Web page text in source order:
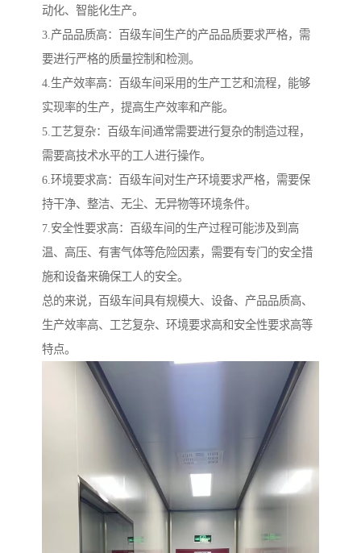
动化、智能化生产。
3.产品品质高：百级车间生产的产品品质要求严格，需
要进行严格的质量控制和检测。
4.生产效率高：百级车间采用的生产工艺和流程，能够
实现率的生产，提高生产效率和产能。
5.工艺复杂：百级车间通常需要进行复杂的制造过程，
需要高技术水平的工人进行操作。
6.环境要求高：百级车间对生产环境要求严格，需要保
持干净、整洁、无尘、无异物等环境条件。
7.安全性要求高：百级车间的生产过程可能涉及到高
温、高压、有害气体等危险因素，需要有专门的安全措
施和设备来确保工人的安全。
总的来说，百级车间具有规模大、设备、产品品质高、
生产效率高、工艺复杂、环境要求高和安全性要求高等
特点。